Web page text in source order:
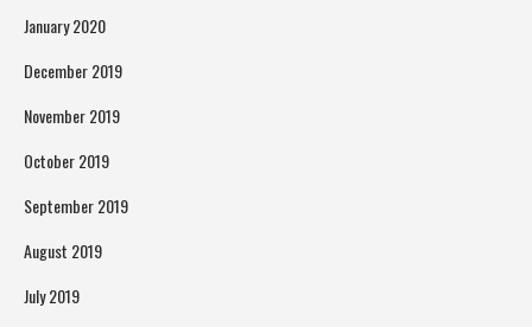
January 2020
December 2019
November 2019
October 2019
September 2019
August 2019
July 2019